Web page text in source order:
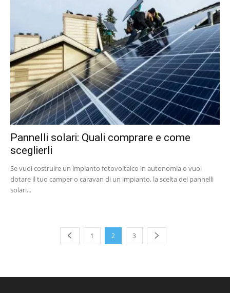
Pannelli solari: Quali comprare e come
sceglierli
Se vuoi costruire un impianto fotovoltaico in autonomia o vuoi
dotare il tuo camper o caravan di un impianto, la scelta dei pannelli
solari...
1 2 3